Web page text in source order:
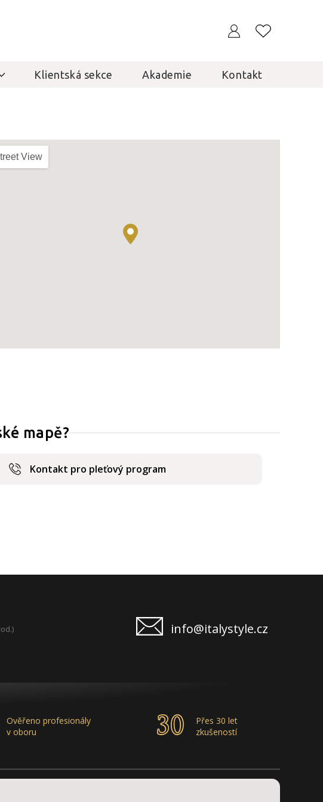
Klientská sekce Akademie Kontakt
View
mapě?
Kontakt pro pleťový program
info@italystyle.cz
Ověřeno profesionály
v oboru
Přes 30 let
zkušeností